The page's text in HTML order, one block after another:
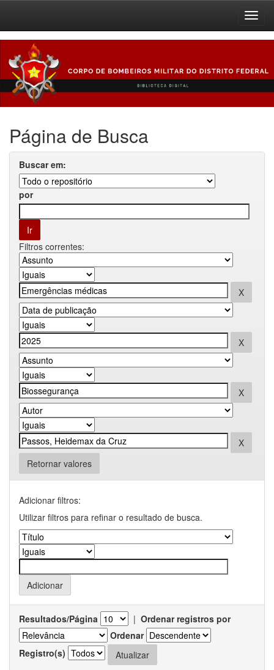
navigation
Página de Busca
Buscar em:
por
Filtros correntes:
Retornar valores
Adicionar filtros:
Utilizar filtros para refinar o resultado de busca.
Resultados/Página | Ordenar registros por
Ordenar
Registro(s)